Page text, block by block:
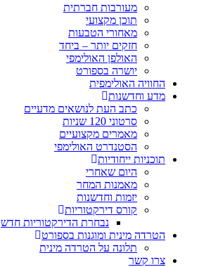
מעורבות חברתית
תוכן מקצועי
מאחורי הטבעות
חזקים יותר – ביחד
האולפן האולימפי
יושרה בספורט
החוויה האולימפית
מדע וחדשנות
כתב העת לנושאים מדעיים
סרטוני 120 שניות
מאמרים מקצועיים
הסטנדרט האולימפי
תוכניות ייחודיות
היום שאחרי
מאמנות המחר
יזמות וחדשנות
קורס דירקטוריות
נבחרת הדירקטוריות חדש
הטרדה מינית ומוגנות בספורט
תלונה על הטרדה מינית
צרו קשר